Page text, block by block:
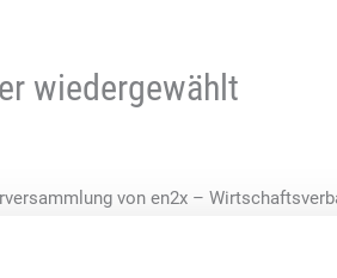
wiedergewählt
von en2x –
Der 47-Jährige ist Vorsitzender der